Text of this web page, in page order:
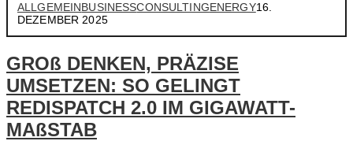
ALLGEMEINBUSINESSCONSULTINGENERGY16.
DEZEMBER 2025
GROß DENKEN, PRÄZISE
UMSETZEN: SO GELINGT
REDISPATCH 2.0 IM GIGAWATT-
MAßSTAB